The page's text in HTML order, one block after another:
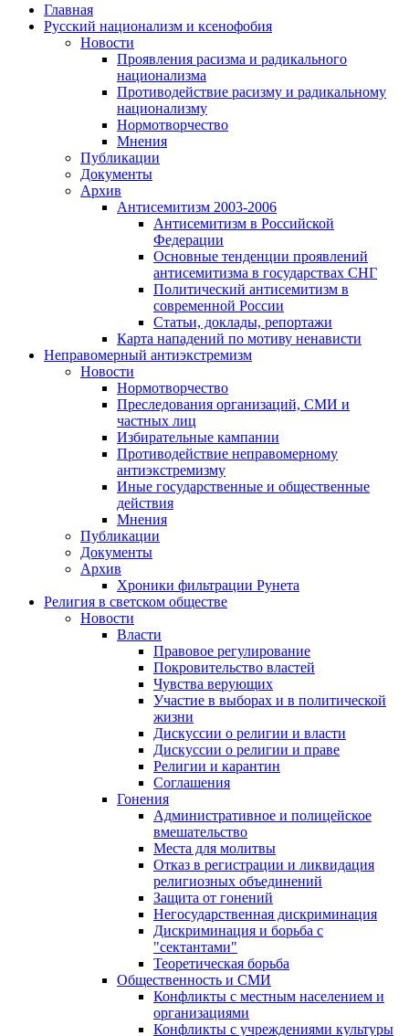
Главная
Русский национализм и ксенофобия
Новости
Проявления расизма и радикального
национализма
Противодействие расизму и радикальному
национализму
Нормотворчество
Мнения
Публикации
Документы
Архив
Антисемитизм 2003-2006
Антисемитизм в Российской
Федерации
Основные тенденции проявлений
антисемитизма в государствах СНГ
Политический антисемитизм в
современной России
Статьи, доклады, репортажи
Карта нападений по мотиву ненависти
Неправомерный антиэкстремизм
Новости
Нормотворчество
Преследования организаций, СМИ и
частных лиц
Избирательные кампании
Противодействие неправомерному
антиэкстремизму
Иные государственные и общественные
действия
Мнения
Публикации
Документы
Архив
Хроники фильтрации Рунета
Религия в светском обществе
Новости
Власти
Правовое регулирование
Покровительство властей
Чувства верующих
Участие в выборах и в политической
жизни
Дискуссии о религии и власти
Дискуссии о религии и праве
Религии и карантин
Соглашения
Гонения
Административное и полицейское
вмешательство
Места для молитвы
Отказ в регистрации и ликвидация
религиозных объединений
Защита от гонений
Негосударственная дискриминация
Дискриминация и борьба с
"сектантами"
Теоретическая борьба
Общественность и СМИ
Конфликты с местным населением и
организациями
Конфликты с учреждениями культуры